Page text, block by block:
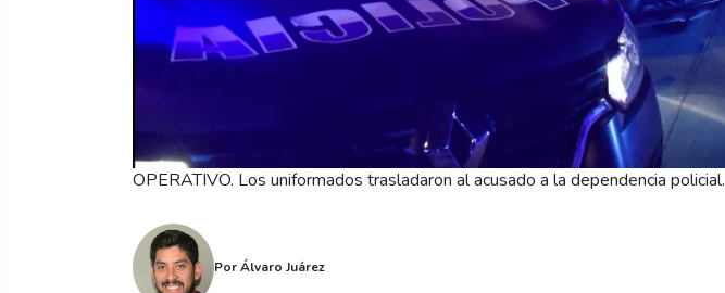
OPERATIVO. Los uniformados trasladaron al acusado a la dependencia policial.
PorÁlvaro Juárez